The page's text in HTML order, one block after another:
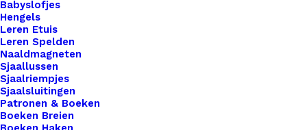
Babyslofjes
Hengels
Leren Etuis
Leren Spelden
Naaldmagneten
Sjaallussen
Sjaalriempjes
Sjaalsluitingen
Patronen & Boeken
Boeken Breien
€5,95
Voeg een persoonlijk tintje toe aan je handwerk
met onze handgemaakte steekmarkeerders, met
liefde gemaakt door De Haakfabriek! Onze
steekmarkeerders zijn niet alleen functioneel,